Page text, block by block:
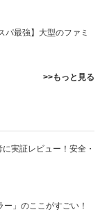
パ最強】大型のファミ
>>もっと見る
実証レビュー！安全・
」のここがすごい！